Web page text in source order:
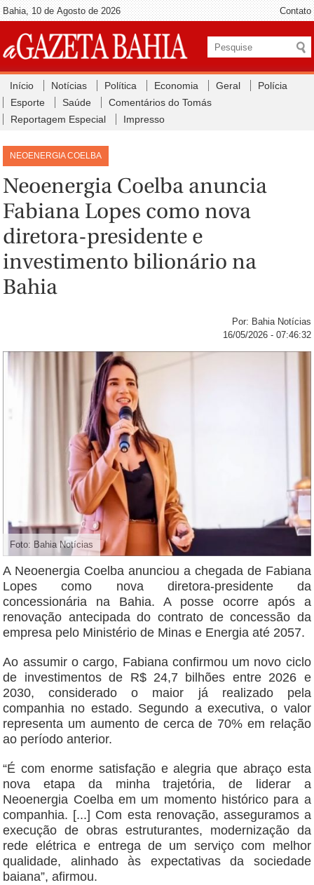
Bahia, 10 de Agosto de 2026 Contato
Início Notícias Política Economia Geral
Polícia
Esporte
Saúde
Comentários do Tomás
Reportagem Especial
Impresso
NEOENERGIA COELBA
Neoenergia Coelba anuncia
Fabiana Lopes como nova
diretora-presidente e
investimento bilionário na
Bahia
Por: Bahia Notícias
16/05/2026 - 07:46:32
Foto: Bahia Notícias
A Neoenergia Coelba anunciou a chegada de Fabiana
Lopes como nova diretora-presidente da
concessionária na Bahia. A posse ocorre após a
renovação antecipada do contrato de concessão da
empresa pelo Ministério de Minas e Energia até 2057.
Ao assumir o cargo, Fabiana confirmou um novo ciclo
de investimentos de R$ 24,7 bilhões entre 2026 e
2030, considerado o maior já realizado pela
companhia no estado. Segundo a executiva, o valor
representa um aumento de cerca de 70% em relação
ao período anterior.
“É com enorme satisfação e alegria que abraço esta
nova etapa da minha trajetória, de liderar a
Neoenergia Coelba em um momento histórico para a
companhia. [...] Com esta renovação, asseguramos a
execução de obras estruturantes, modernização da
rede elétrica e entrega de um serviço com melhor
qualidade, alinhado às expectativas da sociedade
baiana”, afirmou.